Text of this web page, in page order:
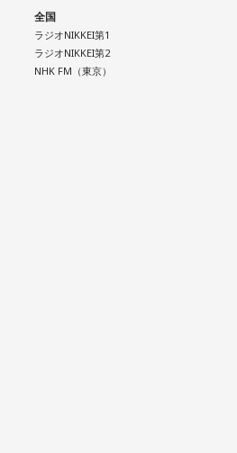
全国
ラジオNIKKEI第1
ラジオNIKKEI第2
NHK FM（東京）